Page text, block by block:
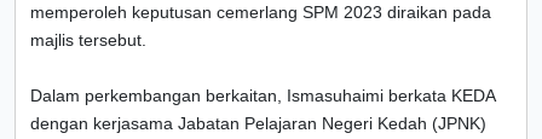
memperoleh keputusan cemerlang SPM 2023 diraikan pada
majlis tersebut.
Dalam perkembangan berkaitan, Ismasuhaimi berkata KEDA
dengan kerjasama Jabatan Pelajaran Negeri Kedah (JPNK)